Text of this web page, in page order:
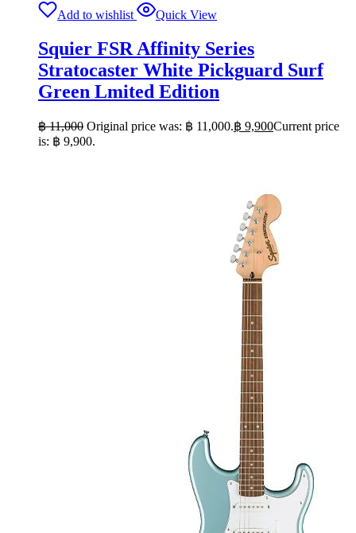
Add to wishlist
Quick View
Squier FSR Affinity Series
Stratocaster White Pickguard Surf
Green Lmited Edition
฿11,000 Original price was: ฿ 11,000.฿ 9,900Current price
is: ฿ 9,900.